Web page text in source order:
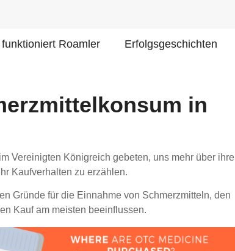
funktioniert Roamler Erfolgsgeschichten
in
Vereinigten Königreich gebeten, uns mehr über ihre
Kaufverhalten zu erzählen.
Gründe für die Einnahme von Schmerzmitteln, den
Kauf am meisten beeinflussen.